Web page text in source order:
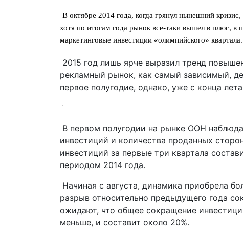
В октябре 2014 года, когда грянул нынешний
хотя по итогам года рынок все-таки вышел в плюс, в
маркетинговые инвестиции «олимпийского» квартала.
2015 год лишь ярче выразил тренд
рекламный рынок, как самый зависимый,
первое полугодие, однако, уже с конца
В первом полугодии на рынке OOH
инвестиций и количества проданных
инвестиций за первые три квартала
периодом 2014 года.
Начиная с августа, динамика приобрела
разрыв относительно предыдущего года
ожидают, что общее сокращение
меньше, и составит около 20%.